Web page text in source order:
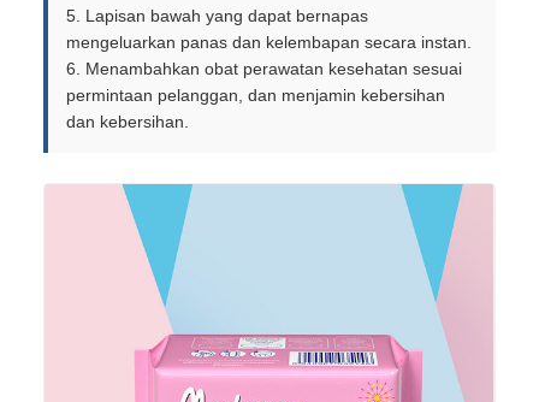
5. Lapisan bawah yang dapat bernapas
mengeluarkan panas dan kelembapan secara instan.
6. Menambahkan obat perawatan kesehatan sesuai
permintaan pelanggan, dan menjamin kebersihan
dan kebersihan.